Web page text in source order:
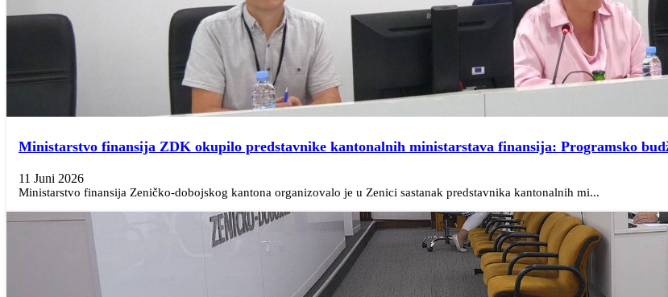
Ministarstvo finansija ZDK okupilo predstavnike kantonalnih ministarstava finansija: Programsko
11 Juni 2026
Ministarstvo finansija Zeničko-dobojskog kantona organizovalo je u Zenici sastanak predstavnika kantonalnih mi...